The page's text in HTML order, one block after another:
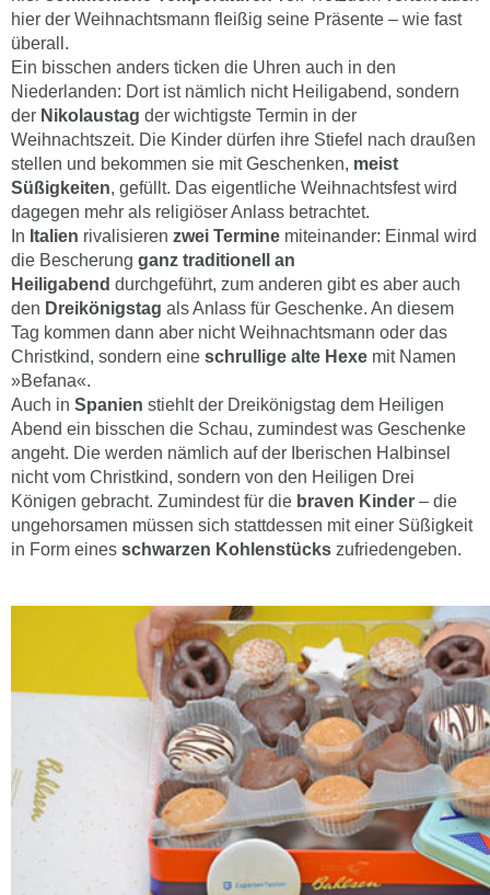
hier der Weihnachtsmann fleißig seine Präsente – wie fast
überall.
Ein bisschen anders ticken die Uhren auch in den
Niederlanden: Dort ist nämlich nicht Heiligabend, sondern
der Nikolaustag der wichtigste Termin in der
Weihnachtszeit. Die Kinder dürfen ihre Stiefel nach draußen
stellen und bekommen sie mit Geschenken, meist
Süßigkeiten, gefüllt. Das eigentliche Weihnachtsfest wird
dagegen mehr als religiöser Anlass betrachtet.
In Italien rivalisieren zwei Termine miteinander: Einmal wird
die Bescherung ganz traditionell an
Heiligabend durchgeführt, zum anderen gibt es aber auch
den Dreikönigstag als Anlass für Geschenke. An diesem
Tag kommen dann aber nicht Weihnachtsmann oder das
Christkind, sondern eine schrullige alte Hexe mit Namen
»Befana«.
Auch in Spanien stiehlt der Dreikönigstag dem Heiligen
Abend ein bisschen die Schau, zumindest was Geschenke
angeht. Die werden nämlich auf der Iberischen Halbinsel
nicht vom Christkind, sondern von den Heiligen Drei
Königen gebracht. Zumindest für die braven Kinder – die
ungehorsamen müssen sich stattdessen mit einer Süßigkeit
in Form eines schwarzen Kohlenstücks zufriedengeben.